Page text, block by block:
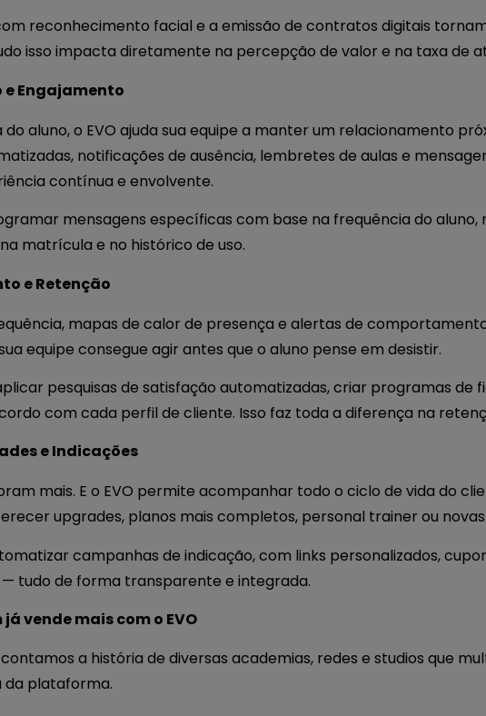
reconhecimento facial e a emissão de contratos digitais
isso impacta diretamente na percepção de valor e na taxa de
Engajamento
aluno, o EVO ajuda sua equipe a manter um relacionamento
notificações de ausência, lembretes de aulas e
contínua e envolvente.
mensagens específicas com base na frequência do
matrícula e no histórico de uso.
e Retenção
mapas de calor de presença e alertas de
equipe consegue agir antes que o aluno pense em desistir.
pesquisas de satisfação automatizadas, criar programas de
com cada perfil de cliente. Isso faz toda a diferença na
e Indicações
mais. E o EVO permite acompanhar todo o ciclo de vida do
upgrades, planos mais completos, personal trainer ou
campanhas de indicação, com links personalizados,
tudo de forma transparente e integrada.
vende mais com o EVO
contamos a história de diversas academias, redes e studios que
da plataforma.